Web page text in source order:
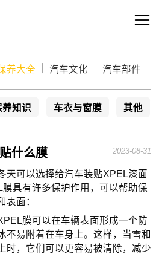
养大全 汽车文化 汽车部件
养知识 车衣与窗膜 其他
什么膜 2023-08-31
天可以选择给汽车装贴XPEL漆面
具有许多保护作用，可以帮助保
表面：
膜可以在车辆表面形成一个防
不易附着在车身上。这样，当雪和
时，它们可以更容易被清除，减少